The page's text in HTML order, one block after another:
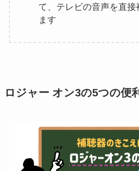
て、テレビの音声を直接
ます
ロジャー オン3の5つの便